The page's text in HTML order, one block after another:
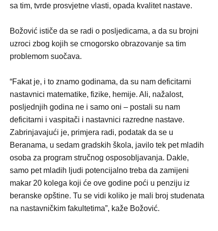
sa tim, tvrde prosvjetne vlasti, opada kvalitet nastave.
Božović ističe da se radi o posljedicama, a da su brojni
uzroci zbog kojih se crnogorsko obrazovanje sa tim
problemom suočava.
“Fakat je, i to znamo godinama, da su nam deficitarni
nastavnici matematike, fizike, hemije. Ali, nažalost,
posljednjih godina ne i samo oni – postali su nam
deficitarni i vaspitači i nastavnici razredne nastave.
Zabrinjavajući je, primjera radi, podatak da se u
Beranama, u sedam gradskih škola, javilo tek pet mladih
osoba za program stručnog osposobljavanja. Dakle,
samo pet mladih ljudi potencijalno treba da zamijeni
makar 20 kolega koji će ove godine poći u penziju iz
beranske opštine. Tu se vidi koliko je mali broj studenata
na nastavničkim fakultetima”, kaže Božović.